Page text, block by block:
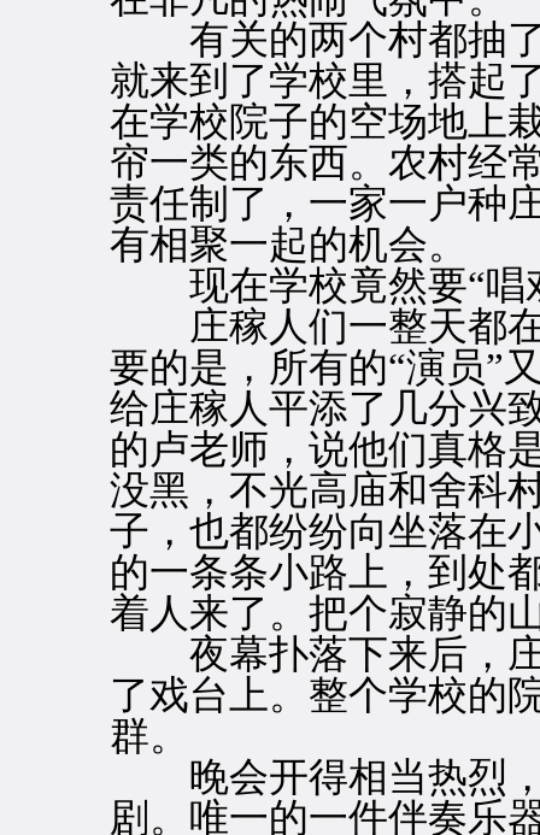
有关的两个村都抽了
就来到了学校里，搭起
在学校院子的空场地上
帘一类的东西。农村经
责任制了，一家一户种
有相聚一起的机会。
现在学校竟然要“唱
庄稼人们一整天都在
要的是，所有的“演员”
给庄稼人平添了几分兴
的卢老师，说他们真格
没黑，不光高庙和舍科
子，也都纷纷向坐落在
的一条条小路上，到处
着人来了。把个寂静的
夜幕扑落下来后，庄
了戏台上。整个学校的
群。
晚会开得相当热烈，
剧。唯一的一件伴奏乐